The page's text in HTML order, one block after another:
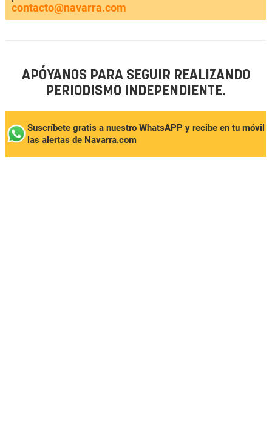
contacto@navarra.com
APÓYANOS PARA SEGUIR REALIZANDO
PERIODISMO INDEPENDIENTE.
Suscríbete gratis a nuestro WhatsAPP y recibe en tu móvil
las alertas de Navarra.com